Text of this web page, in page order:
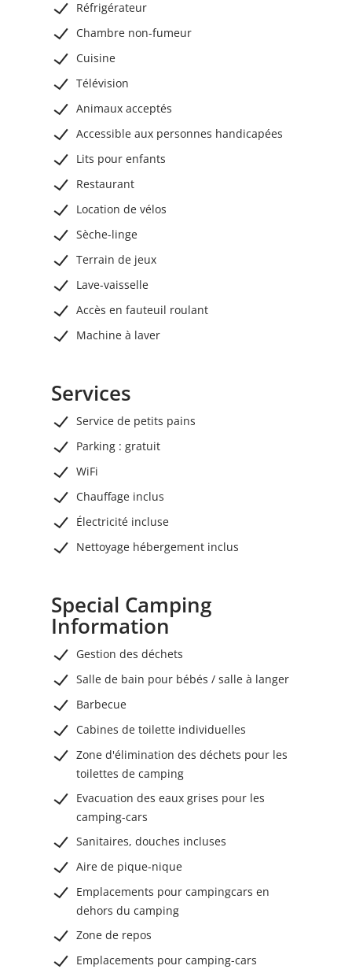
Réfrigérateur
Chambre non-fumeur
Cuisine
Télévision
Animaux acceptés
Accessible aux personnes handicapées
Lits pour enfants
Restaurant
Location de vélos
Sèche-linge
Terrain de jeux
Lave-vaisselle
Accès en fauteuil roulant
Machine à laver
Services
Service de petits pains
Parking : gratuit
WiFi
Chauffage inclus
Électricité incluse
Nettoyage hébergement inclus
Special Camping
Information
Gestion des déchets
Salle de bain pour bébés / salle à langer
Barbecue
Cabines de toilette individuelles
Zone d'élimination des déchets pour les
toilettes de camping
Evacuation des eaux grises pour les
camping-cars
Sanitaires, douches incluses
Aire de pique-nique
Emplacements pour campingcars en
dehors du camping
Zone de repos
Emplacements pour camping-cars